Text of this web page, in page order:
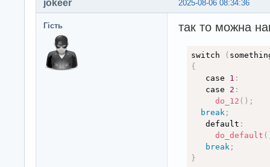
2025-08-06 08:34:36
jokeer
Гість так то можна
switch (
{
   case
1 :
   case
2 :
do_12 ( ) ;
break;
   default
:
do_default (
break;
}